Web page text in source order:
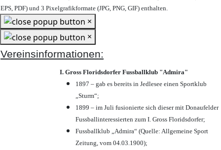
EPS, PDF) und 3 Pixelgrafikformate (JPG, PNG, GIF) enthalten.
×
×
Vereinsinformationen:
I. Gross Floridsdorfer Fussballklub "Admira"
1897 – gab es bereits in Jedlesee einen Sportklub
„Sturm“;
1899 – im Juli fusionierte sich dieser mit Donaufelder
Fussballinteressierten zum I. Gross Floridsdorfer;
Fussballklub „Admira“ (Quelle: Allgemeine Sport
Zeitung, vom 04.03.1900);